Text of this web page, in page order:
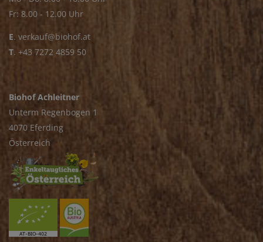
Fr: 8.00 - 12.00 Uhr
E. verkauf@biohof.at
T. +43 7272 4859 50
Biohof Achleitner
Unterm Regenbogen 1
4070 Eferding
Österreich